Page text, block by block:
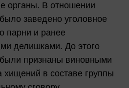
органы. В отношении
заведено уголовное
парни и ранее
делишками. До этого
признаны виновными
хищений в составе группы